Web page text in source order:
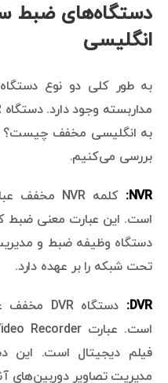
دستگاه‌های ضبط
انگلیسی
به انگلیسی مخفف چیست؟
بررسی می‌کنیم.
NVR:
است. این عبارت معنی ضبط
دستگاه وظیفه ضبط و
تحت شبکه را بر عهده دارد.
DVR:
فیلم دیجیتال است. این
مدیریت تصاویر دوربین‌های